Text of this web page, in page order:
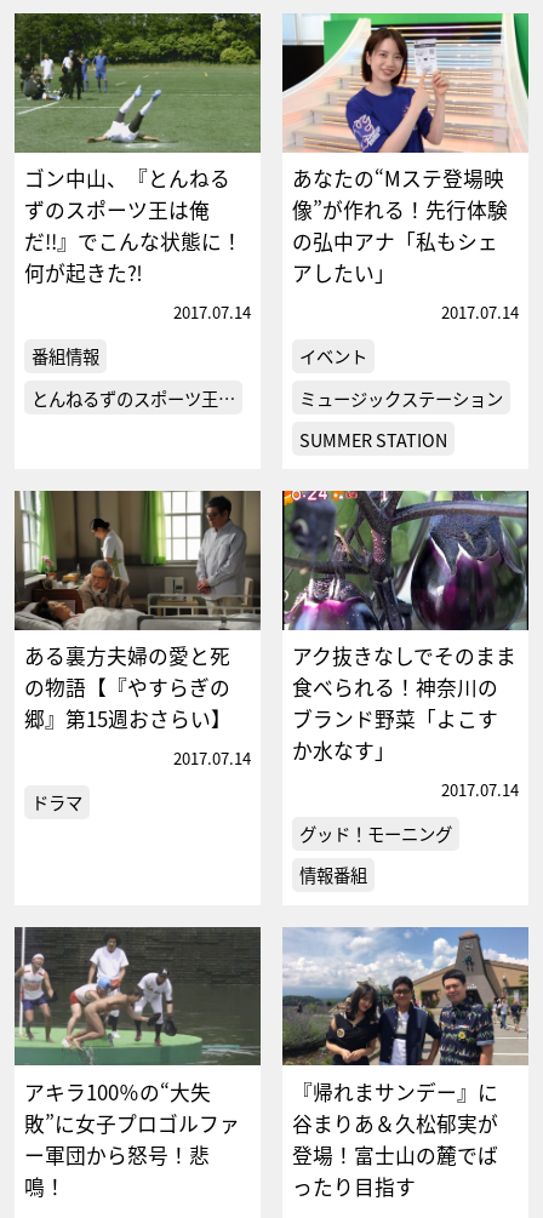
ゴン中山、『とんねる
ずのスポーツ王は俺
だ!!』でこんな状態に！
何が起きた⁈
2017.07.14
番組情報
とんねるずのスポーツ王…
あなたの“Mステ登場映
像”が作れる！先行体験
の弘中アナ「私もシェ
アしたい」
2017.07.14
イベント
ミュージックステーション
SUMMER STATION
ある裏方夫婦の愛と死
の物語【『やすらぎの
郷』第15週おさらい】
2017.07.14
ドラマ
アク抜きなしでそのまま
食べられる！神奈川の
ブランド野菜「よこす
か水なす」
2017.07.14
グッド！モーニング
情報番組
アキラ100％の“大失
敗”に女子プロゴルファ
ー軍団から怒号！悲
鳴！
『帰れまサンデー』に
谷まりあ＆久松郁実が
登場！富士山の麓でば
ったり目指す